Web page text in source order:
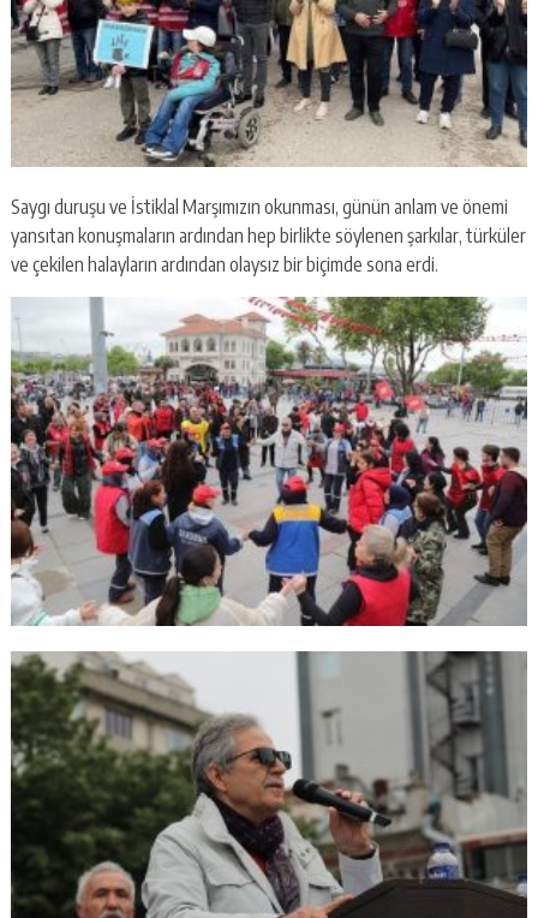
Saygı duruşu ve İstiklal Marşımızın okunması, günün anlam ve önemi
yansıtan konuşmaların ardından hep birlikte söylenen şarkılar, türküler
ve çekilen halayların ardından olaysız bir biçimde sona erdi.